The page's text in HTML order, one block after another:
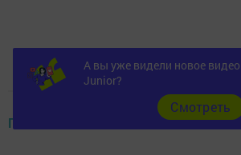
ГОРОСКОП
А вы уже видели новое
Junior?
Cмотреть